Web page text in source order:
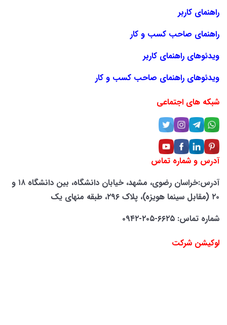
راهنمای کاربر
راهنمای صاحب کسب و کار
ویدئوهای راهنمای کاربر
ویدئوهای راهنمای صاحب کسب و کار
شبکه های اجتماعی
آدرس و شماره تماس
آدرس:خراسان رضوی، مشهد، خیابان دانشگاه، بین دانشگاه ۱۸ و
۲۰ (مقابل سینما هویزه)، پلاک ۲۹۶، طبقه منهای یک
شماره تماس: ۶۶۲۵-۲۰۵-۰۹۴۲
لوکیشن شرکت